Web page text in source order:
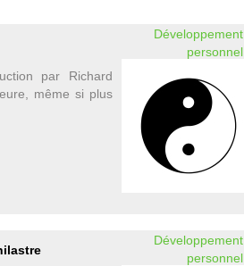
Développement
personnel
par Richard
même si plus
Développement
personnel